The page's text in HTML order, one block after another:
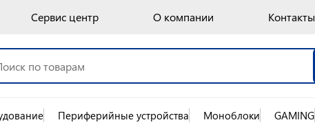
Сервис центр О компании Контакты
Периферийные устройства Моноблоки GAMING